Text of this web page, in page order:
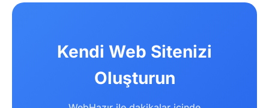
Kendi Web Sitenizi
Oluşturun